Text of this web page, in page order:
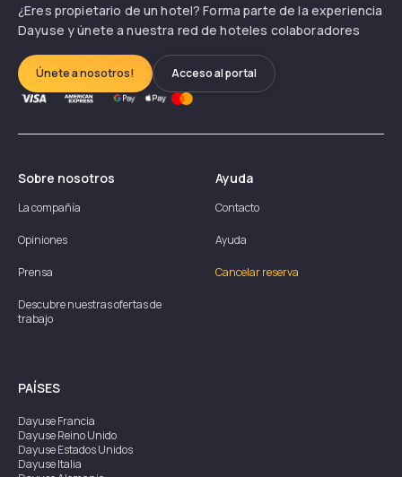
¿Eres propietario de un hotel? Forma parte de la experiencia
Dayuse y únete a nuestra red de hoteles colaboradores
Únete a nosotros! Acceso al portal
Sobre nosotros
La compañía
Opiniones
Prensa
Descubre nuestras ofertas de
trabajo
Ayuda
Contacto
Ayuda
Cancelar reserva
PAÍSES
DayuseFrancia
DayuseReino Unido
DayuseEstados Unidos
DayuseItalia